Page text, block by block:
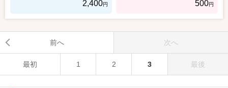
2,400円 500円
前へ 次へ
最初 1 2 3 最後